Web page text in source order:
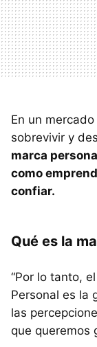
En un
sobrevivir y
marca
como
confiar.
Qué es la
“Por lo tanto,
Personal es la
las
que queremos